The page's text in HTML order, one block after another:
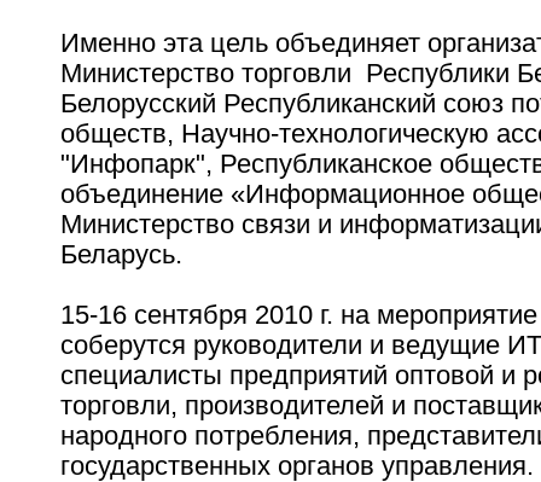
Именно эта цель объединяет
Министерство торговли Республики
Белорусский Республиканский союз
обществ, Научно-технологическую
"Инфопарк", Республиканское
объединение «Информационное
Министерство связи и
Беларусь.
15-16 сентября 2010 г. на
соберутся руководители и ведущие
специалисты предприятий оптовой и
торговли, производителей и
народного потребления,
государственных органов управления.